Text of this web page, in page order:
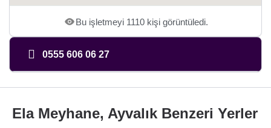
Bu işletmeyi 1110 kişi görüntüledi.
0555 606 06 27
Ela Meyhane, Ayvalık Benzeri Yerler